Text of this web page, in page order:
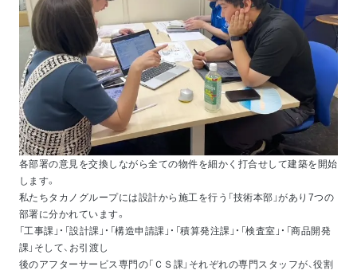
各部署の意見を交換しながら全ての物件を細かく打合せして建築を開始
します。
私たちタカノグループには設計から施工を行う「技術本部」があり7つの
部署に分かれています。
「工事課」・「設計課」・「構造申請課」・「積算発注課」・「検査室」・「商品開発
課」そして、お引渡し
後のアフターサービス専門の「ＣＳ課」それぞれの専門スタッフが、役割